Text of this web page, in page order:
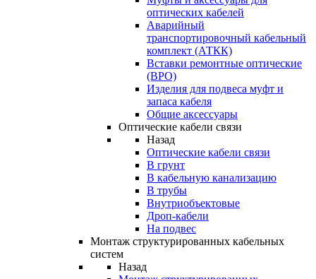
оптических кабелей
Аварийный
транспортировочный кабельный
комплект (АТКК)
Вставки ремонтные оптические
(ВРО)
Изделия для подвеса муфт и
запаса кабеля
Общие аксессуары
Оптические кабели связи
Назад
Оптические кабели связи
В грунт
В кабельную канализацию
В трубы
Внутриобъектовые
Дроп-кабели
На подвес
Монтаж структурированных кабельных
систем
Назад